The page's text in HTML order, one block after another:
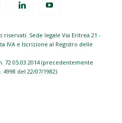
Sede legale Via Eritrea 21 -
IVA e Iscrizione al Registro delle
72 05.03.2014 (precedentemente
del 22/07/1982)